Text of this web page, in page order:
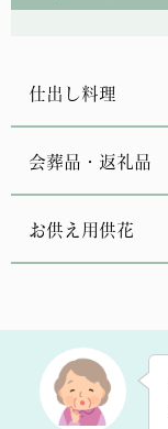
仕出し料理
会葬品・返礼品
お供え用供花